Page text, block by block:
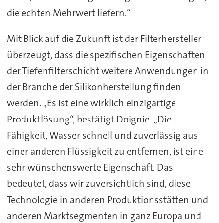
die echten Mehrwert liefern.“
Mit Blick auf die Zukunft ist der Filterhersteller
überzeugt, dass die spezifischen Eigenschaften
der Tiefenfilterschicht weitere Anwendungen in
der Branche der Silikonherstellung finden
werden. „Es ist eine wirklich einzigartige
Produktlösung“, bestätigt Doignie. „Die
Fähigkeit, Wasser schnell und zuverlässig aus
einer anderen Flüssigkeit zu entfernen, ist eine
sehr wünschenswerte Eigenschaft. Das
bedeutet, dass wir zuversichtlich sind, diese
Technologie in anderen Produktionsstätten und
anderen Marktsegmenten in ganz Europa und